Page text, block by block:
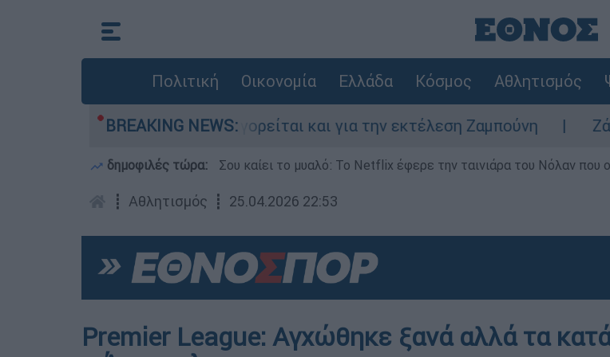
Πολιτική Οικονομία Ελλάδα Κόσμος Αθλητισμός
BREAKING NEWS:
Ελλάδα - Κατηγορείται και για την εκτέλεση Ζαμπούνη Ζάκυνθος: Τι
δημοφιλές τώρα: Σου καίει το μυαλό: Το Netflix έφερε την ταινιάρα του Νόλαν που
┋ Αθλητισμός ┋ 25.04.2026 22:53
Premier League: Αγχώθηκε ξανά αλλά τα